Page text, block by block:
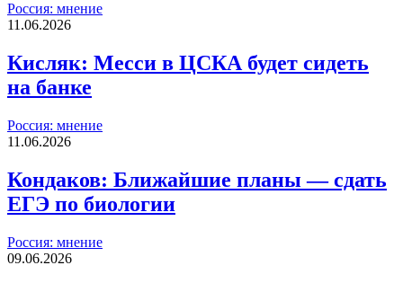
Россия: мнение
11.06.2026
Кисляк: Месси в ЦСКА будет сидеть
на банке
Россия: мнение
11.06.2026
Кондаков: Ближайшие планы — сдать
ЕГЭ по биологии
Россия: мнение
09.06.2026